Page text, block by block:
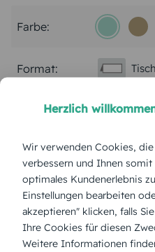
Farbe:
Format:
Papierart:
Menge:
Stückpreis: 1,40 €
Gesamtpreis: 35,00 €
Herzlich
Wir verwenden Cookies,
verbessern und Ihnen
optimales Kundenerlebnis
Einstellungen bearbeiten
akzeptieren" klicken, falls
Ihre Cookies für diesen
Weitere Informationen